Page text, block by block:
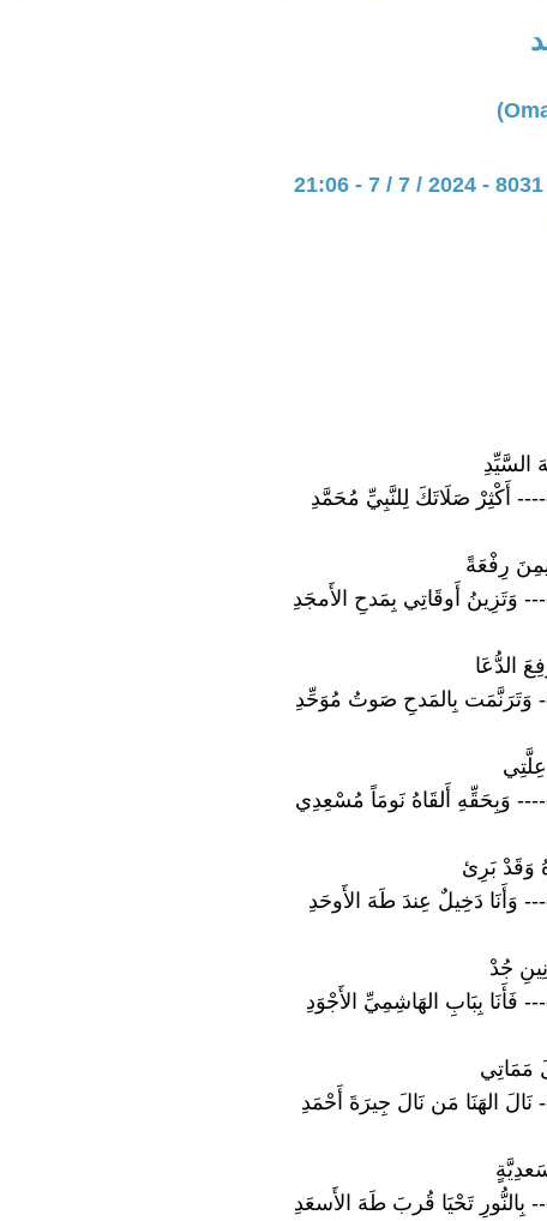
السَّيِّدِ
أَكْثِرْ صَلَاتَكَ لِلنَّبِيِّ مُحَمَّدِ
رِفْعَةً
وَتَزِينُ أَوقَاتِي بِمَدحِ الأَمجَدِ
الدُّعَا
وَتَرَنَّمَت بِالمَدحِ صَوتُ مُوَحِّدِ
وَبِحَقِّهِ أَلقَاهُ نَومَاً مُسْعِدِي
وَقَدْ بَرِئ
وَأَنَا دَخِيلٌ عِندَ طَهَ الأَوحَدِ
جُدْ
بِبَابِ الهَاشِمِيِّ الأَجْوَدِ
مَمَاتِي
الهَنَا مَن نَالَ جِيرَةَ أَحْمَدِ
تَحْيَا قُربَ طَهَ الأَسعَدِ